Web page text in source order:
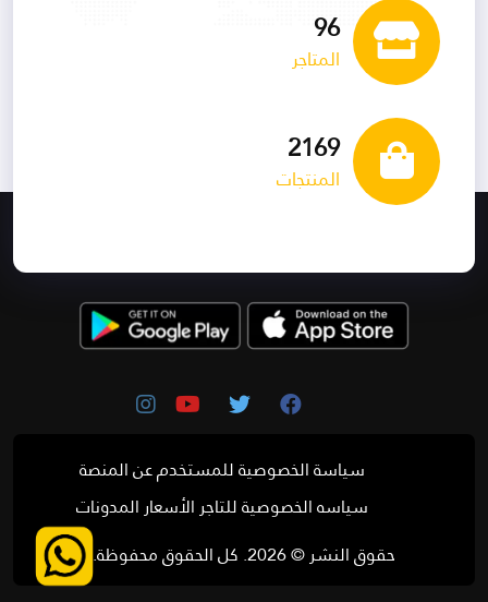
113
المتاجر
2534
المنتجات
سياسة الخصوصية للمستخدمعن المنصة
سياسه الخصوصية للتاجرالأسعارالمدونات
حقوق النشر © 2026. كل الحقوق محفوظة.